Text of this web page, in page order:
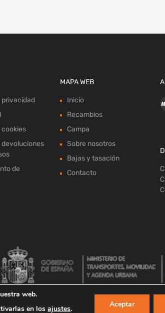
privacidad
cookies
devoluciones
de
MAPA WEB
Inicio
Recambios
Campa
Sobre nosotros
Bajas y tasación
Contacto
web.
en losajustes. Aceptar